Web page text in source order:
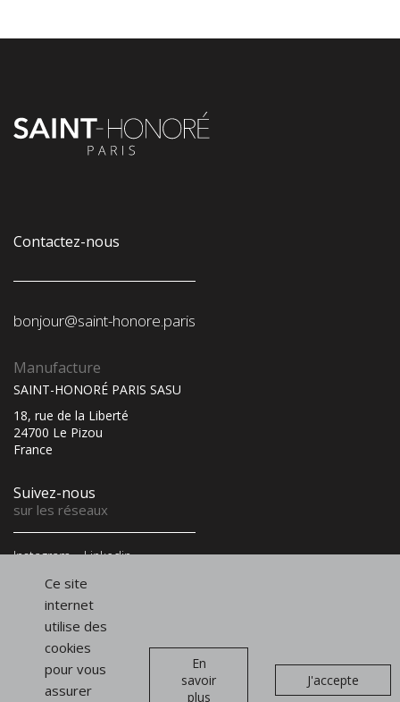
Contactez-nous
bonjour@saint-honore.paris
Manufacture
SAINT-HONORÉ PARIS SASU
18, rue de la Liberté
24700 Le Pizou
France
Suivez-nous
sur les réseaux
Instagram Linkedin
et newsletter
Ce site
internet
utilise des
cookies
pour vous
assurer
En
savoir
plus
J'accepte